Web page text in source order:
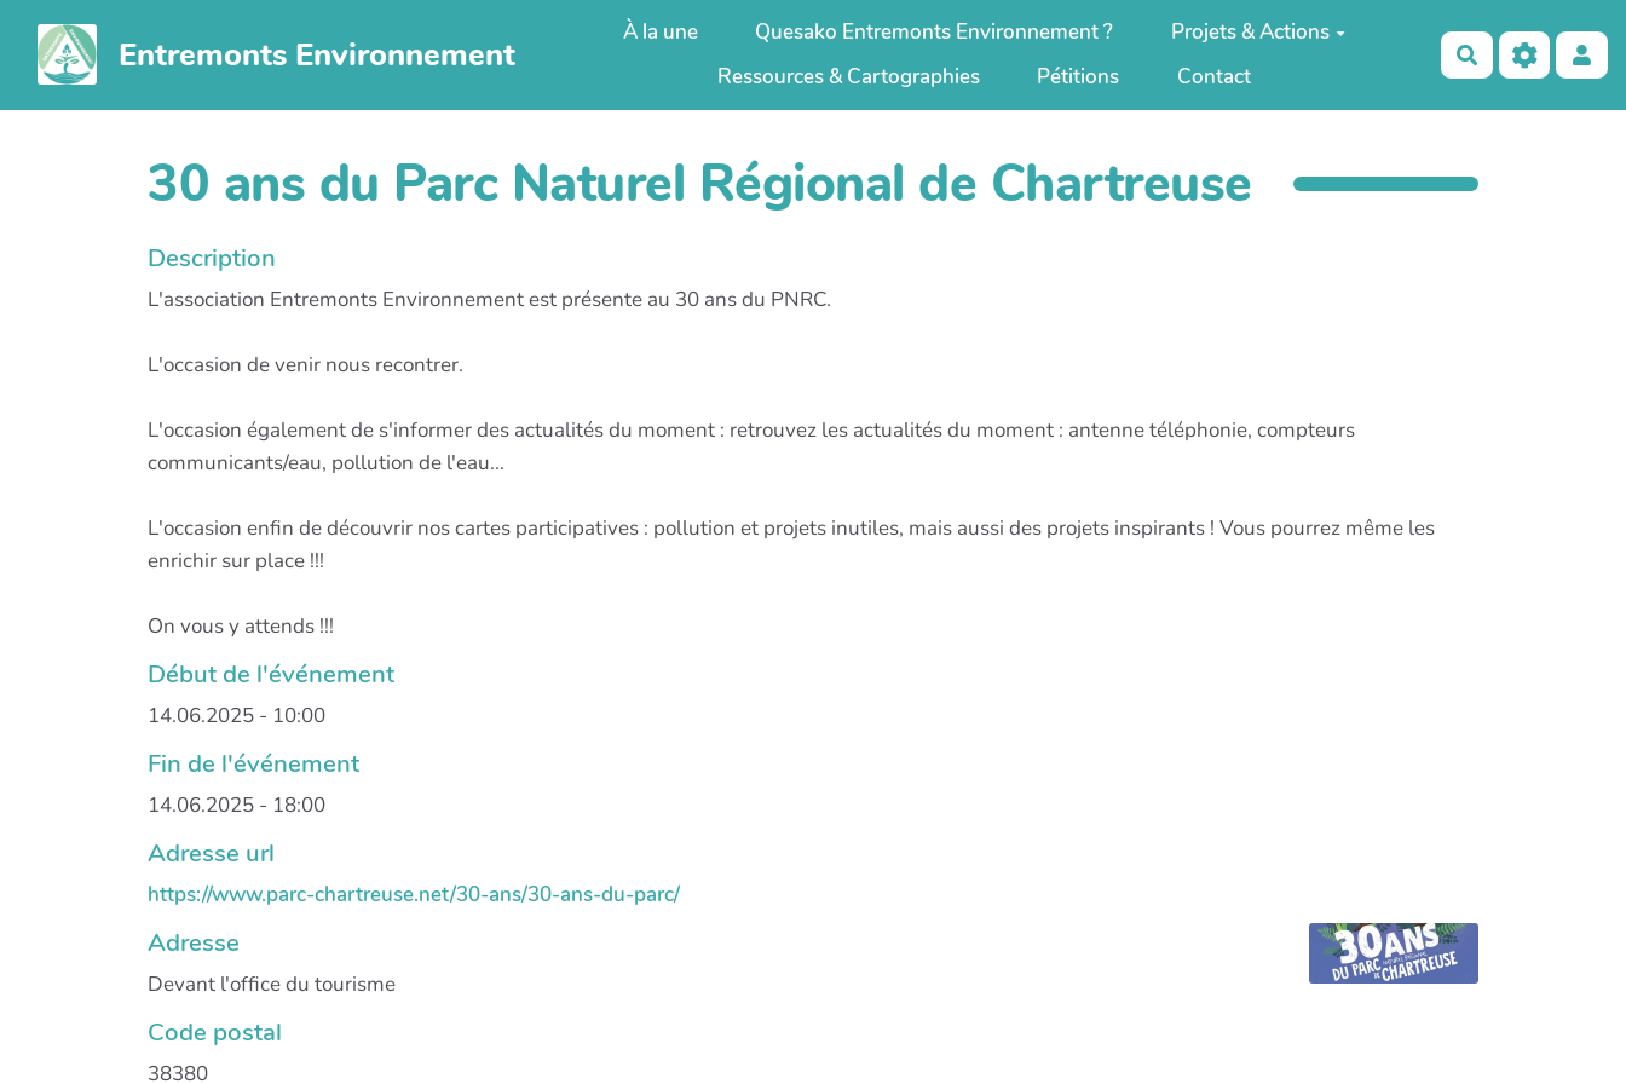
Aller au contenu principal
Entremonts Environnement
À la une Quesako Entremonts Environnement ?
Projets & Actions
Ressources & Cartographies
Pétitions Contact
Rechercher
30 ans du Parc Naturel Régional de Chartreuse
Description
L'association Entremonts Environnement est présente au 30 ans du PNRC.
L'occasion de venir nous recontrer.
L'occasion également de s'informer des actualités du moment : retrouvez les actualités du moment : antenne téléphonie, compteurs
communicants/eau, pollution de l'eau...
L'occasion enfin de découvrir nos cartes participatives : pollution et projets inutiles, mais aussi des projets inspirants ! Vous pourrez même les
enrichir sur place !!!
On vous y attends !!!
Début de l'événement
14.06.2025 - 10:00
Fin de l'événement
14.06.2025 - 18:00
Adresse url
https://www.parc-chartreuse.net/30-ans/30-ans-du-parc/
Adresse
Devant l'office du tourisme
Code postal
38380